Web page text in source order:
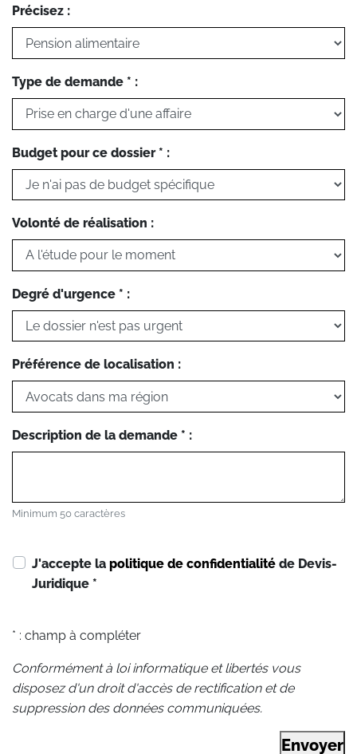
Précisez :
Type de demande * :
Budget pour ce dossier * :
Volonté de réalisation :
Degré d'urgence * :
Préférence de localisation :
Description de la demande * :
Minimum 50 caractères
J'accepte la politique de confidentialité de Devis-
Juridique *
* : champ à compléter
Conformément à loi informatique et libertés vous
disposez d'un droit d'accès de rectification et de
suppression des données communiquées.
Envoyer